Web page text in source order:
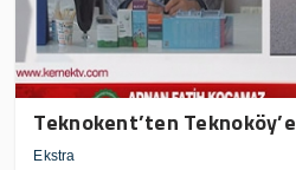
Teknokent’ten Teknoköy’e
Ekstra